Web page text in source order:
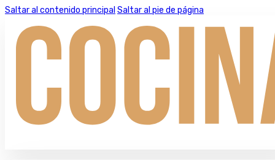
Saltar al contenido principal Saltar al pie de página